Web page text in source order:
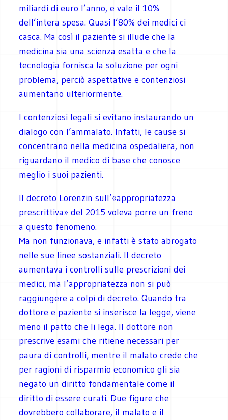
miliardi di euro l’anno, e vale il 10%
dell’intera spesa. Quasi l’80% dei medici ci
casca. Ma così il paziente si illude che la
medicina sia una scienza esatta e che la
tecnologia fornisca la soluzione per ogni
problema, perciò aspettative e contenziosi
aumentano ulteriormente.
I contenziosi legali si evitano instaurando un
dialogo con l’ammalato. Infatti, le cause si
concentrano nella medicina ospedaliera, non
riguardano il medico di base che conosce
meglio i suoi pazienti.
Il decreto Lorenzin sull’«appropriatezza
prescrittiva» del 2015 voleva porre un freno
a questo fenomeno.
Ma non funzionava, e infatti è stato abrogato
nelle sue linee sostanziali. Il decreto
aumentava i controlli sulle prescrizioni dei
medici, ma l’appropriatezza non si può
raggiungere a colpi di decreto. Quando tra
dottore e paziente si inserisce la legge, viene
meno il patto che li lega. Il dottore non
prescrive esami che ritiene necessari per
paura di controlli, mentre il malato crede che
per ragioni di risparmio economico gli sia
negato un diritto fondamentale come il
diritto di essere curati. Due figure che
dovrebbero collaborare, il malato e il